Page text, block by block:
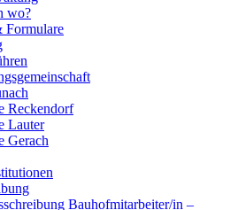
wo?
Formulare
Reckendorf
Lauter
Gerach
Bauhofmitarbeiter/in –